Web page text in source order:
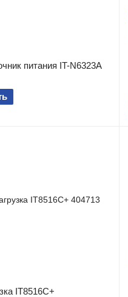
питания IT-N6323A
IT8516C+